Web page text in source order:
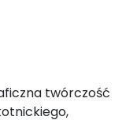
twórczość